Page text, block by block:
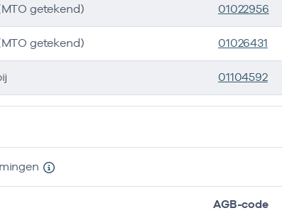
getekend) 01022956
getekend) 01026431
01104592
AGB-code